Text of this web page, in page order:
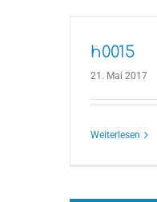
h0015
21. Mai 2017
Weiterlesen